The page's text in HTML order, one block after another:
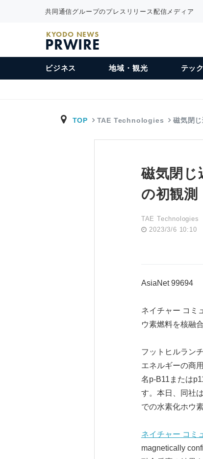
共同通信グループのプレスリリース配信メディア
KYODO NEWS
PRWIRE
ビジネス 地域・観光 テック
TOP TAE Technologies 磁気閉
磁気閉じ
の初観測
TAE Technologies
2023/3/6 10:10
AsiaNet 99694
ネイチャー コミ
ウ素燃料を核融
フットヒルラン
エネルギーの商
名p-B11または
す。本日、同社
での水素化ホウ
ネイチャー コミ
magnetically